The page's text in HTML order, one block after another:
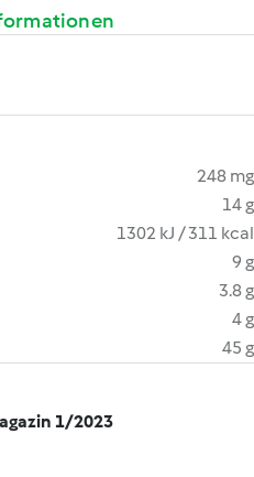
248 mg
14 g
1302 kJ / 311 kcal
9 g
3.8 g
4 g
45 g
1/2023